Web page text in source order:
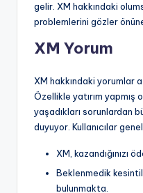
gelir. XM hakkındaki
problemlerini gözler
XM Yorum
XM hakkındaki yorumlar
Özellikle yatırım yapmış
yaşadıkları sorunlardan
duyuyor. Kullanıcılar
XM, kazandığınızı
Beklenmedik
bulunmakta.